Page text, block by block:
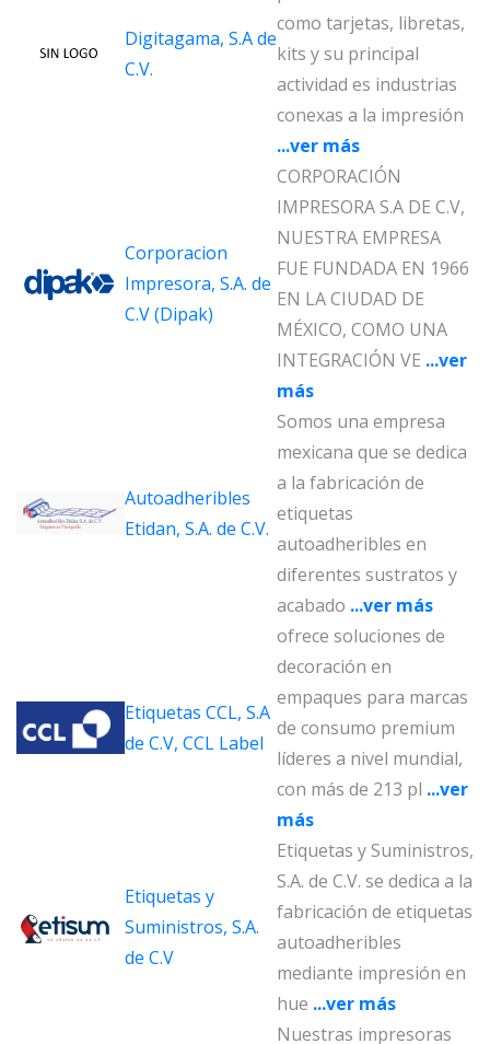
Digitagama, S.A de
C.V.
como tarjetas, libretas,
kits y su principal
actividad es industrias
conexas a la impresión
...ver más
Corporacion
Impresora, S.A. de
C.V (Dipak)
CORPORACIÓN
IMPRESORA S.A DE C.V,
NUESTRA EMPRESA
FUE FUNDADA EN 1966
EN LA CIUDAD DE
MÉXICO, COMO UNA
INTEGRACIÓN VE ...ver
más
Autoadheribles
Etidan, S.A. de C.V.
Somos una empresa
mexicana que se dedica
a la fabricación de
etiquetas
autoadheribles en
diferentes sustratos y
acabado ...ver más
Etiquetas CCL, S.A
de C.V, CCL Label
ofrece soluciones de
decoración en
empaques para marcas
de consumo premium
líderes a nivel mundial,
con más de 213 pl ...ver
más
Etiquetas y
Suministros, S.A.
de C.V
Etiquetas y Suministros,
S.A. de C.V. se dedica a la
fabricación de etiquetas
autoadheribles
mediante impresión en
hue ...ver más
Nuestras impresoras